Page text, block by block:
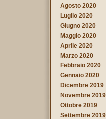
Agosto 2020
Luglio 2020
Giugno 2020
Maggio 2020
Aprile 2020
Marzo 2020
Febbraio 2020
Gennaio 2020
Dicembre 2019
Novembre 2019
Ottobre 2019
Settembre 2019